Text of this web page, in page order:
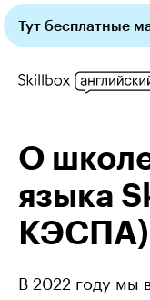
Тут бесплатные
О
языка
КЭСПА)
В 2022 году мы